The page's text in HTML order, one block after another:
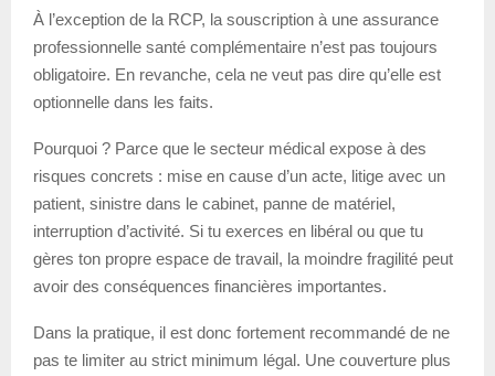
À l’exception de la RCP, la souscription à une assurance
professionnelle santé complémentaire n’est pas toujours
obligatoire. En revanche, cela ne veut pas dire qu’elle est
optionnelle dans les faits.
Pourquoi ? Parce que le secteur médical expose à des
risques concrets : mise en cause d’un acte, litige avec un
patient, sinistre dans le cabinet, panne de matériel,
interruption d’activité. Si tu exerces en libéral ou que tu
gères ton propre espace de travail, la moindre fragilité peut
avoir des conséquences financières importantes.
Dans la pratique, il est donc fortement recommandé de ne
pas te limiter au strict minimum légal. Une couverture plus